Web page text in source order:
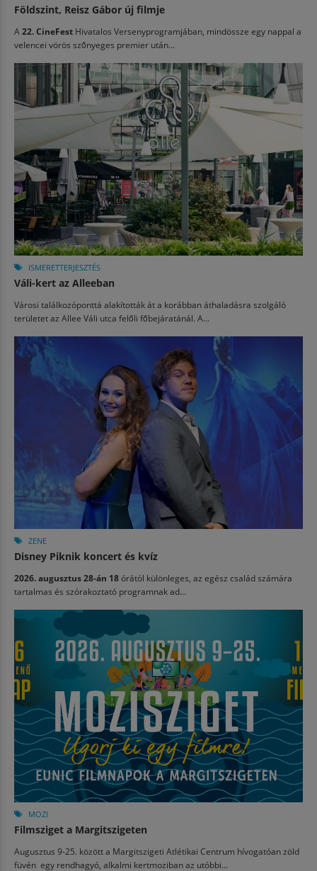
Földszint, Reisz Gábor új filmje
A 22. CineFest Hivatalos Versenyprogramjában, mindössze egy nappal a
velencei vörös szőnyeges premier után...
ISMERETTERJESZTÉS
Váli-kert az Alleeban
Városi találkozóponttá alakították át a korábban áthaladásra szolgáló
területet az Allee Váli utca felőli főbejáratánál. A...
ZENE
Disney Piknik koncert és kvíz
2026. augusztus 28-án 18órától különleges, az egész család számára
tartalmas és szórakoztató programnak ad...
MOZI
Filmsziget a Margitszigeten
Augusztus 9-25. között a Margitszigeti Atlétikai Centrum hívogatóan zöld
füvén egy rendhagyó, alkalmi kertmoziban az utóbbi...